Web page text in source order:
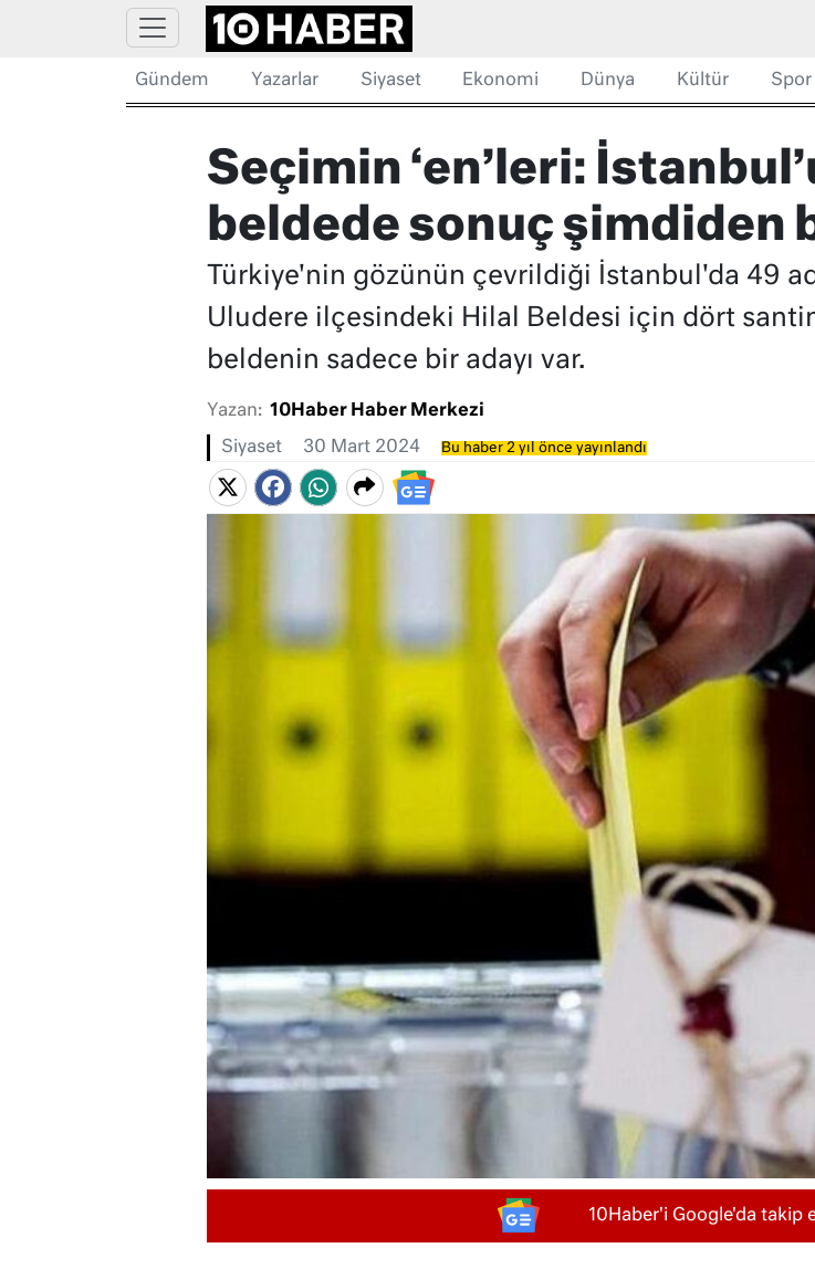
Gündem Yazarlar Siyaset Ekonomi Dünya Kültür Spor
Seçimin ‘en’leri:
beldede sonuç şimdiden
Türkiye'nin gözünün çevrildiği İstanbul'da 49
Uludere ilçesindeki Hilal Beldesi için dört
beldenin sadece bir adayı var.
Yazan: 10Haber Haber Merkezi
Siyaset 30 Mart 2024 Bu haber 2 yıl önce yayınlandı
10Haber'i Google'da takip